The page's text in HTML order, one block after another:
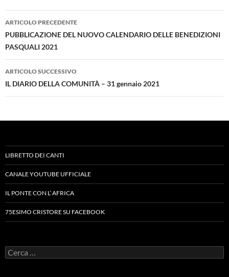
Navigazione
articolo
ARTICOLO PRECEDENTE
PUBBLICAZIONE DEL NUOVO CALENDARIO DELLE BENEDIZIONI
PASQUALI 2021
ARTICOLO SUCCESSIVO
IL DIARIO DELLA COMUNITÀ – 31 gennaio 2021
LIBRETTO DEI CANTI
CANALE YOUTUBE UFFICIALE
IL PONTE CON L’ AFRICA
75ESIMO CRISTORE SU FACEBOOK
Ricerca
per: